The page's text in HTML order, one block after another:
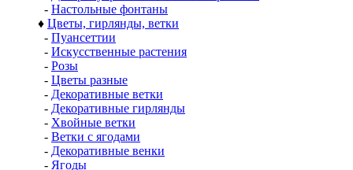
- Настольные фонтаны
♦ Цветы, гирлянды, ветки
- Пуансеттии
- Искусственные растения
- Розы
- Цветы разные
- Декоративные ветки
- Декоративные гирлянды
- Хвойные ветки
- Ветки с ягодами
- Декоративные венки
- Ягоды